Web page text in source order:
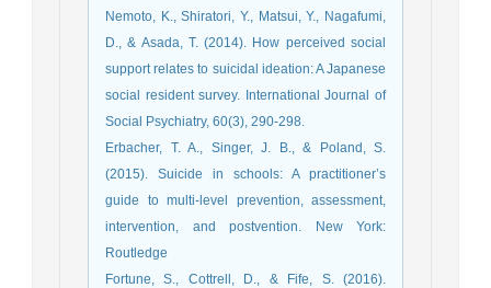
Nemoto, K., Shiratori, Y., Matsui, Y., Nagafumi,
D., & Asada, T. (2014). How perceived social
support relates to suicidal ideation: A Japanese
social resident survey. International Journal of
Social Psychiatry, 60(3), 290-298.
Erbacher, T. A., Singer, J. B., & Poland, S.
(2015). Suicide in schools: A practitioner’s
guide to multi-level prevention, assessment,
intervention, and postvention. New York:
Routledge
Fortune, S., Cottrell, D., & Fife, S. (2016).